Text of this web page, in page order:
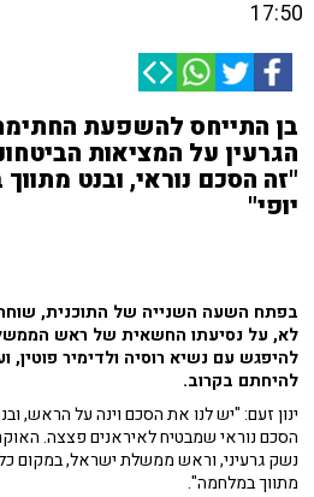
17:50
בן התייחס להשפעת
הגרעין על המציאות
"זה הסכם נוראי, ובנט
יופי"
בפתח השעה השנייה של התוכנית, שוחחו
לא, על נסיעתו החשאית של ראש
להיפגש עם נשיא רוסיה ולדימיר פוטין,
להיחתם בקרוב.
ינון זעם: "יש לנו את הסכם וינה על הראש,
הסכם נוראי שמבטיח לאיראנים פצצה.
נשק גרעיני, וראש ממשלת ישראל, במקום כל
מתווך במלחמה".